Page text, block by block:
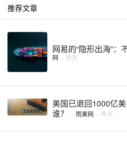
推荐文章
网易的“隐形出海”：
网 · 昨天
美国已退回1000亿
谁？
· 雨果网 · 昨天